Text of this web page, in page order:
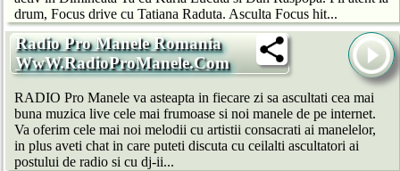
drum, Focus drive cu Tatiana Raduta. Asculta Focus hit...
Radio Pro Manele Romania
WwW.RadioProManele.Com
RADIO Pro Manele va asteapta in fiecare zi sa ascultati cea mai
buna muzica live cele mai frumoase si noi manele de pe internet.
Va oferim cele mai noi melodii cu artistii consacrati ai manelelor,
in plus aveti chat in care puteti discuta cu ceilalti ascultatori ai
postului de radio si cu dj-ii...